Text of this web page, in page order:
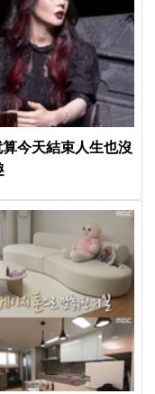
今天結束人生也沒